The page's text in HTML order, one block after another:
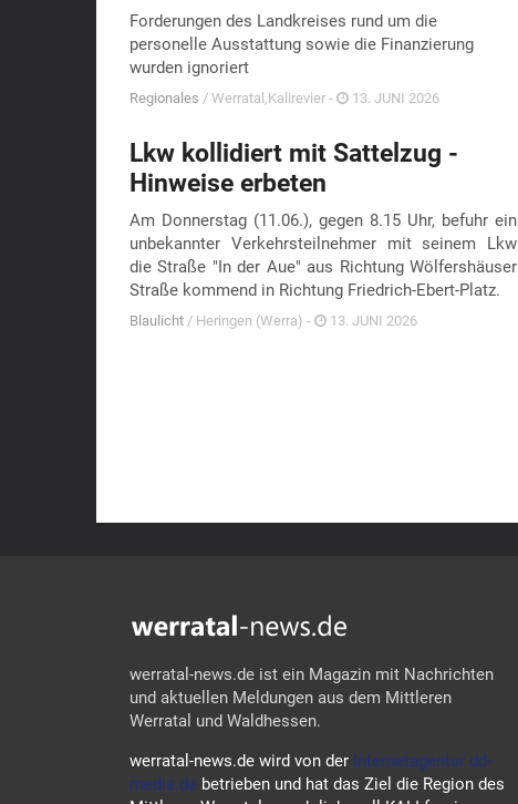
Forderungen des Landkreises rund um die
personelle Ausstattung sowie die Finanzierung
wurden ignoriert
Regionales / Werratal,Kalirevier - 13. JUNI 2026
Lkw kollidiert mit Sattelzug -
Hinweise erbeten
Am Donnerstag (11.06.), gegen 8.15 Uhr, befuhr ein
unbekannter Verkehrsteilnehmer mit seinem Lkw
die Straße "In der Aue" aus Richtung Wölfershäuser
Straße kommend in Richtung Friedrich-Ebert-Platz.
Blaulicht / Heringen (Werra) - 13. JUNI 2026
werratal-news.de ist ein Magazin mit Nachrichten
und aktuellen Meldungen aus dem Mittleren
Werratal und Waldhessen.
werratal-news.de wird von der Internetagentur dd-
media.de betrieben und hat das Ziel die Region des